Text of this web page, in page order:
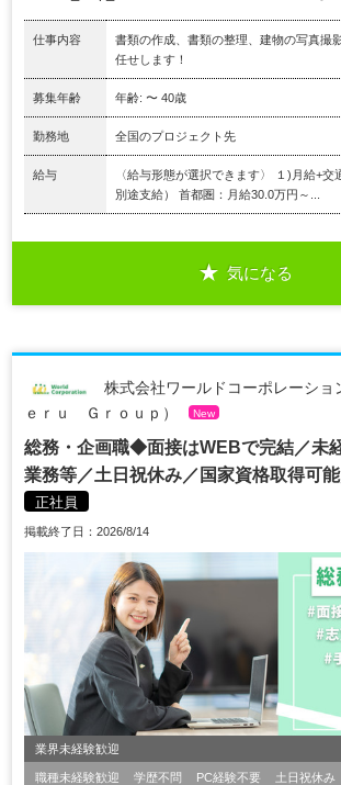
仕事内容
書類の作成、書類の整理、建物の写真撮
任せします！
募集年齢 年齢: 〜 40歳
勤務地 全国のプロジェクト先
給与
〈給与形態が選択できます〉 １)月給+交
別途支給） 首都圏：月給30.0万円～...
気になる
株式会社ワールドコーポレーショ
ｅｒｕ Ｇｒｏｕｐ）
New
総務・企画職◆面接はWEBで完結／未
業務等／土日祝休み／国家資格取得可
正社員
掲載終了日：2026/8/14
業界未経験歓迎
職種未経験歓迎 学歴不問 PC経験不要 土日祝休み